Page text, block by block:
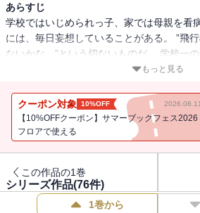
あらすじ
学校ではいじめられっ子、家では母親を看
には、毎日妄想していることがある。 ”飛
ないかな…”という切ないものだ。 学校一
れ、体も心もズタズタな日々を送っている
しないよう願った「拓」だが、デートがき
貴」とのトラブルで強制転校させられるこ
たのは、暴力を正義とする不良集団とさら
もっと見る
クーポン対象 10%OFF
【10%OFFクーポン】サマーブックフェス2026
フロアで使える
この作品の1巻
シリーズ作品(76件)
1巻から